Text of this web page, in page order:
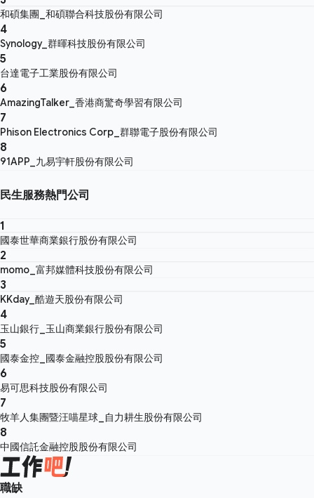
和碩集團_和碩聯合科技股份有限公司
4
Synology_群暉科技股份有限公司
5
台達電子工業股份有限公司
6
AmazingTalker_香港商驚奇學習有限公司
7
Phison Electronics Corp_群聯電子股份有限公司
8
91APP_九易宇軒股份有限公司
民生服務熱門公司
1
國泰世華商業銀行股份有限公司
2
momo_富邦媒體科技股份有限公司
3
KKday_酷遊天股份有限公司
4
玉山銀行_玉山商業銀行股份有限公司
5
國泰金控_國泰金融控股股份有限公司
6
易可思科技股份有限公司
7
牧羊人集團暨汪喵星球_自力耕生股份有限公司
8
中國信託金融控股股份有限公司
職缺